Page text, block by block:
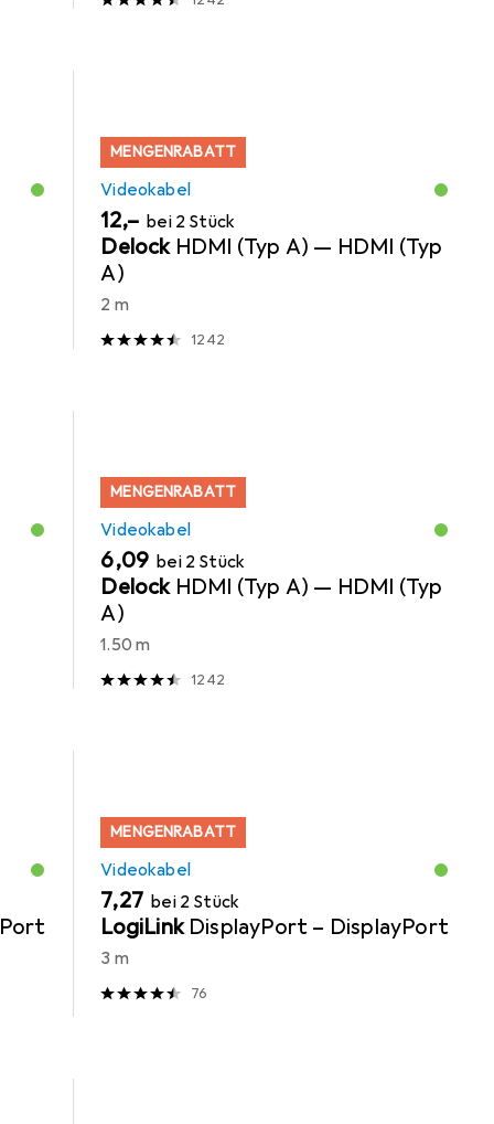
MENGENRABATT
Videokabel
EUR
12,– bei 2 Stück
Delock HDMI (Typ A) — HDMI (Typ
A)
2 m
1242
MENGENRABATT
Videokabel
EUR
6,09 bei 2 Stück
Delock HDMI (Typ A) — HDMI (Typ
A)
1.50 m
1242
MENGENRABATT
Videokabel
EUR
7,27 bei 2 Stück
LogiLink DisplayPort – DisplayPort
3 m
76